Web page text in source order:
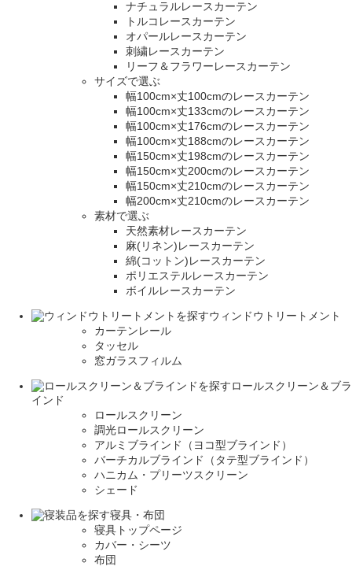
ナチュラルレースカーテン
トルコレースカーテン
オパールレースカーテン
刺繍レースカーテン
リーフ＆フラワーレースカーテン
サイズで選ぶ
幅100cm×丈100cmのレースカーテン
幅100cm×丈133cmのレースカーテン
幅100cm×丈176cmのレースカーテン
幅100cm×丈188cmのレースカーテン
幅150cm×丈198cmのレースカーテン
幅150cm×丈200cmのレースカーテン
幅150cm×丈210cmのレースカーテン
幅200cm×丈210cmのレースカーテン
素材で選ぶ
天然素材レースカーテン
麻(リネン)レースカーテン
綿(コットン)レースカーテン
ポリエステルレースカーテン
ボイルレースカーテン
ウィンドウトリートメント
カーテンレール
タッセル
窓ガラスフィルム
ロールスクリーン＆ブラ
インド
ロールスクリーン
調光ロールスクリーン
アルミブラインド（ヨコ型ブラインド）
バーチカルブラインド（タテ型ブラインド）
ハニカム・プリーツスクリーン
シェード
寝具・布団
寝具トップページ
カバー・シーツ
布団